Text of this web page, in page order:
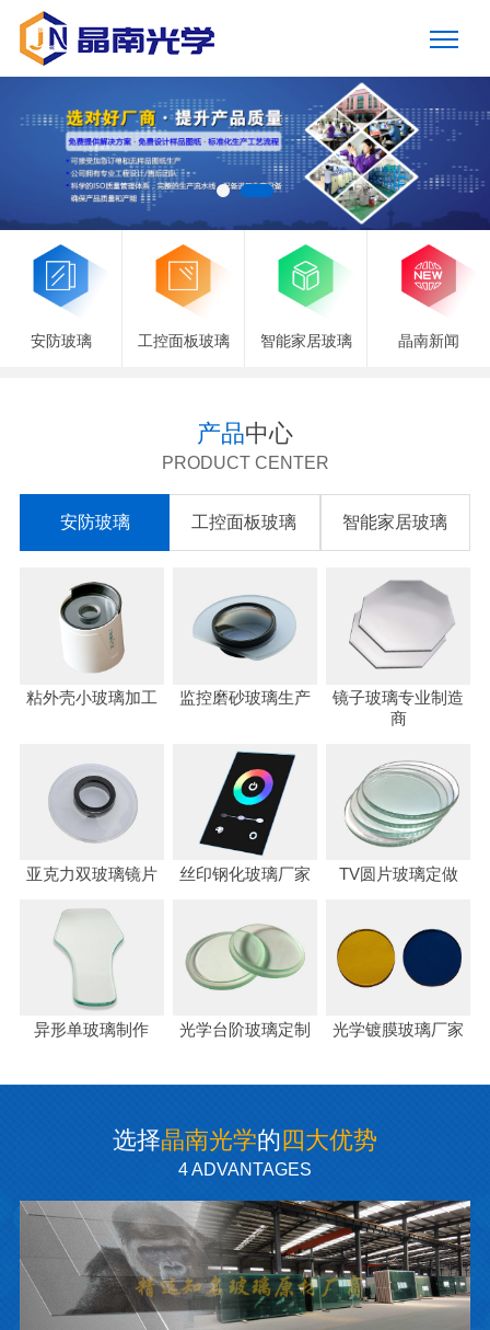
安防玻璃 工控面板玻璃 智能家居玻璃 晶南新闻
产品中心
PRODUCT CENTER
安防玻璃 工控面板玻璃 智能家居玻璃
粘外壳小玻璃加工 监控磨砂玻璃生产
镜子玻璃专业制造
商
亚克力双玻璃镜片 丝印钢化玻璃厂家 TV圆片玻璃定做
异形单玻璃制作 光学台阶玻璃定制 光学镀膜玻璃厂家
选择晶南光学的 四大优势
4 ADVANTAGES